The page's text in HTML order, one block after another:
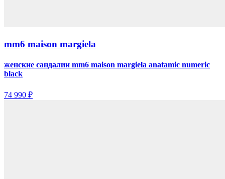
mm6 maison margiela
женские сандалии mm6 maison margiela anatamic numeric
black
74 990 ₽